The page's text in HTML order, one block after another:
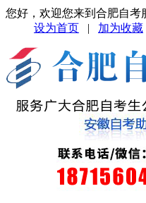
您好，欢迎您来到合肥自考
设为首页 | 加为收藏